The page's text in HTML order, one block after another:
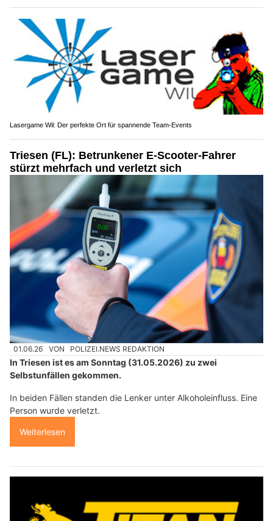
Lasergame Wil: Der perfekte Ort für spannende Team-Events
Triesen (FL): Betrunkener E-Scooter-Fahrer
stürzt mehrfach und verletzt sich
01.06.26 VON POLIZEI.NEWS REDAKTION
In Triesen ist es am Sonntag (31.05.2026) zu zwei
Selbstunfällen gekommen.
In beiden Fällen standen die Lenker unter Alkoholeinfluss. Eine
Person wurde verletzt.
Weiterlesen